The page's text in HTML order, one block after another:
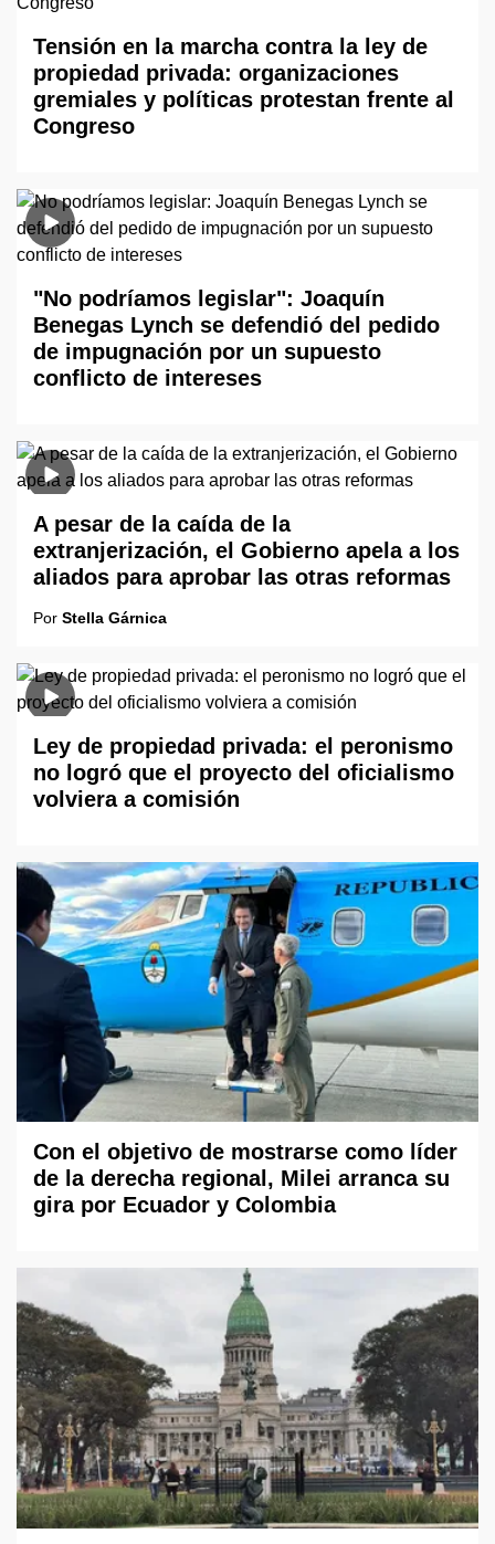
Tensión en la marcha contra la ley de
propiedad privada: organizaciones
gremiales y políticas protestan frente al
Congreso
"No podríamos legislar": Joaquín
Benegas Lynch se defendió del pedido
de impugnación por un supuesto
conflicto de intereses
A pesar de la caída de la
extranjerización, el Gobierno apela a los
aliados para aprobar las otras reformas
Por Stella Gárnica
Ley de propiedad privada: el peronismo
no logró que el proyecto del oficialismo
volviera a comisión
Con el objetivo de mostrarse como líder
de la derecha regional, Milei arranca su
gira por Ecuador y Colombia